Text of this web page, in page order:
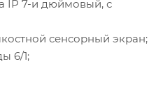
IP 7-и дюймовый, с
сенсорный экран;
6/1;